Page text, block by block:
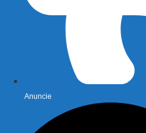
Anuncie